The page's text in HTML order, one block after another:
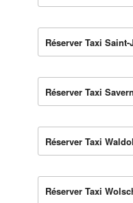
Réserver Taxi Saint-
Réserver Taxi
Réserver Taxi
Réserver Taxi